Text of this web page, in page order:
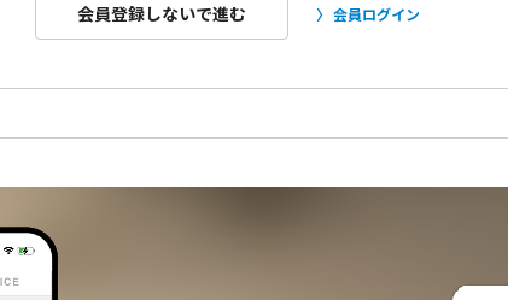
会員登録しないで進む 会員ログイン